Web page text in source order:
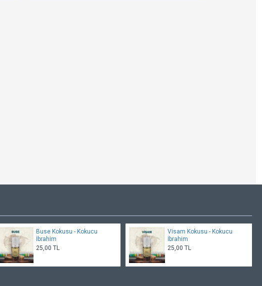
Buse Kokusu - Kokucu
İbrahim
25,00 TL
Visam Kokusu - Kokucu
İbrahim
25,00 TL